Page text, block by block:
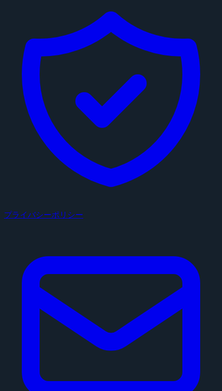
プライバシーポリシー